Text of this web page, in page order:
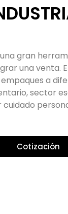
ALTO PRINT
tu libro
impresión de
que garantiza
Cotización